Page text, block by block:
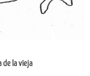
de la vieja